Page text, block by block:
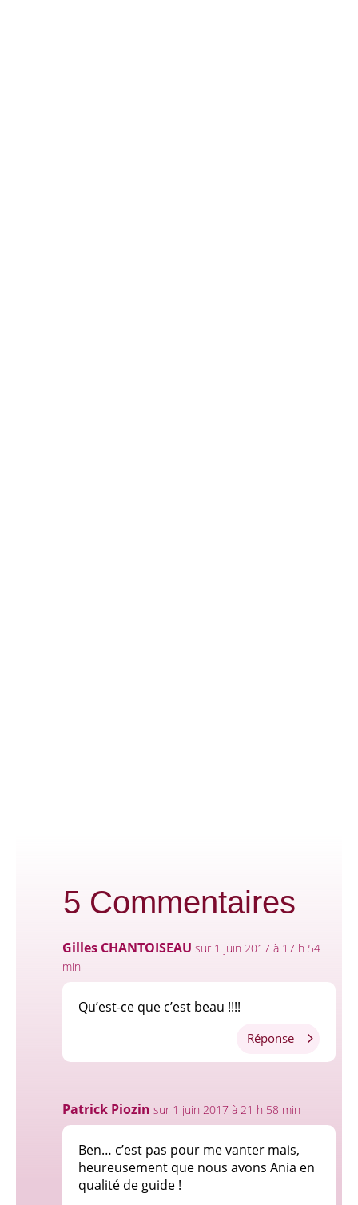
5 Commentaires
Gilles CHANTOISEAU sur 1 juin 2017 à 17 h 54
min
Qu’est-ce que c’est beau !!!!
Réponse
Patrick Piozin sur 1 juin 2017 à 21 h 58 min
Ben… c’est pas pour me vanter mais,
heureusement que nous avons Ania en
qualité de guide !